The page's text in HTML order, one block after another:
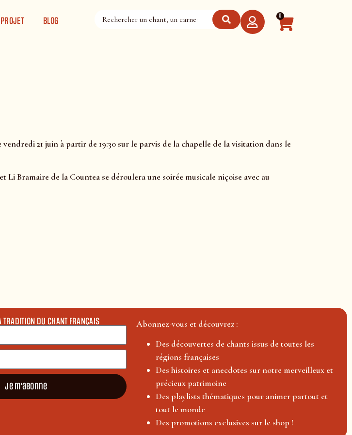
BLOG 0
21 juin à partir de 19:30 sur le parvis de la chapelle de la visitation dans le
Bramaire de la Countea se déroulera une soirée musicale niçoise avec au
DU CHANT FRANÇAIS
Je m'abonne
Abonnez-vous et découvrez :
Des découvertes de chants issus de toutes les
régions françaises
Des histoires et anecdotes sur notre merveilleux et
précieux patrimoine
Des playlists thématiques pour animer partout et
tout le monde
Des promotions exclusives sur le shop !